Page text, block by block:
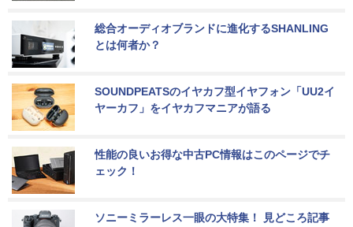
総合オーディオブランドに進化するSHANLING
とは何者か？
SOUNDPEATSのイヤカフ型イヤフォン「UU2イ
ヤーカフ」をイヤカフマニアが語る
性能の良いお得な中古PC情報はこのページでチ
ェック！
ソニーミラーレス一眼の大特集！ 見どころ記事